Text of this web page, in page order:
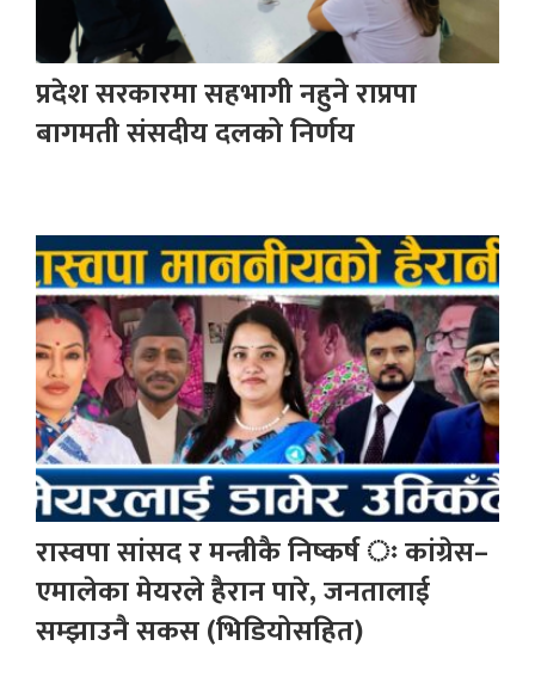
प्रदेश सरकारमा सहभागी नहुने राप्रपा
बागमती संसदीय दलको निर्णय
रास्वपा सांसद र मन्त्रीकै निष्कर्ष ः कांग्रेस–
एमालेका मेयरले हैरान पारे, जनतालाई
सम्झाउनै सकस (भिडियोसहित)